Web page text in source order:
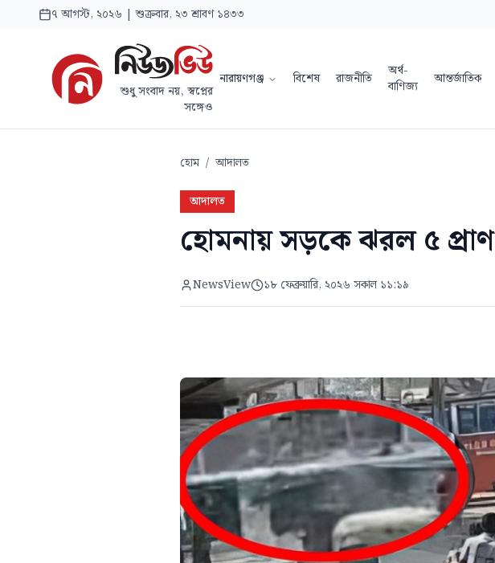
৭ আগস্ট, ২০২৬ | শুক্রবার, ২৩ শ্রাবণ ১৪৩৩
শুধু সংবাদ নয়, স্বপ্নের
সঙ্গেও
নারায়ণগঞ্জ বিশেষ রাজনীতি
অর্থ-
বাণিজ্য
আন্তর্জাতিক
হোম / আদালত
আদালত
হোমনায় সড়কে ঝরল ৫ প্রাণ
NewsView ১৮ ফেব্রুয়ারি, ২০২৬ সকাল ১১:১৯